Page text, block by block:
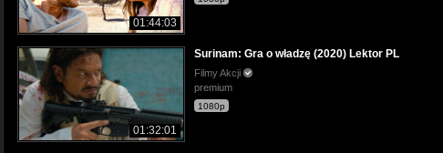
01:44:03
01:32:01
Surinam: Gra o władzę (2020) Lektor PL
Filmy Akcji
premium
1080p